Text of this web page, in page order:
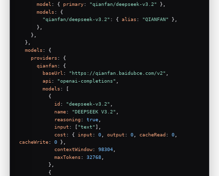
model : { primary: "qianfan/deepseek-v3.2" },
models : {
"qianfan/deepseek-v3.2" : { alias : "QIANFAN" },
      },
    },
  },
models : {
providers : {
qianfan: {
baseUrl : "https://qianfan.baidubce.com/v2"
api : "openai-completions"
models : [
          {
id : "deepseek-v3.2"
name: "DEEPSEEK V3.2"
reasoning : true
input : ["text"],
cost : { input : 0 output : 0 cacheRead : 0
cacheWrite: 0 },
contextWindow: 98304
maxTokens : 32768
          },
          {